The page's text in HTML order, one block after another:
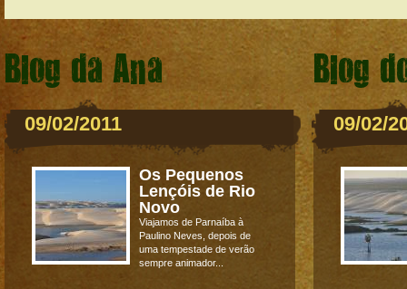
Blog da Ana
09/02/2011
Os Pequenos
Lençóis de Rio
Novo
Viajamos de Parnaíba à
Paulino Neves, depois de
uma tempestade de verão
sempre animador...
Blog
09/02/